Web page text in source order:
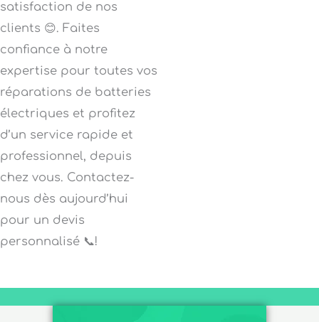
satisfaction de nos
clients 😊. Faites
confiance à notre
expertise pour toutes vos
réparations de batteries
électriques et profitez
d’un service rapide et
professionnel, depuis
chez vous. Contactez-
nous dès aujourd’hui
pour un devis
personnalisé 📞!